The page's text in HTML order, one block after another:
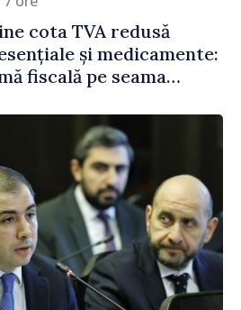
cota TVA redusă
și medicamente:
fiscală pe seama